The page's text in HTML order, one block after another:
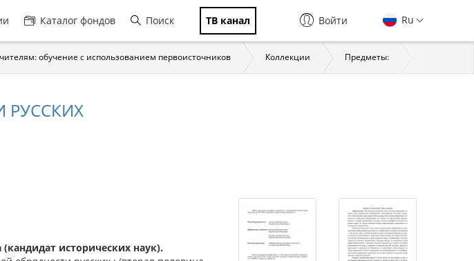
Каталог фондов Поиск ТВ канал Ru
Войти
обучение с использованием первоисточников Коллекции Предметы:
РУССКИХ
исторических наук).